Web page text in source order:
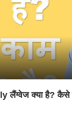
लैंग्वेज क्या है? कैसे